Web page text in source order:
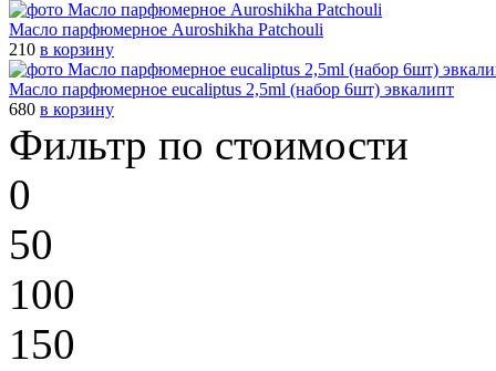
Масло паpфюмеpное Auroshikha Patchouli
210 в корзину
Масло парфюмерное eucaliptus 2,5ml (набор 6шт) эвкалипт
680 в корзину
Фильтр по стоимости
0
50
100
150